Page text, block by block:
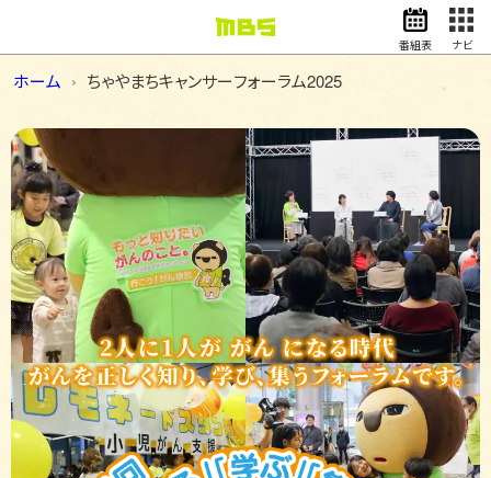
アニメ
スポーツ
動画イズム ニュース
天気・防災 イベント
映画 アナウンサー
グッズ
EN 検索 番組表
番組表 ナビ
ホーム ちゃやまちキャンサーフォーラム2025